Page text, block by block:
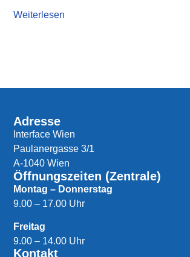
Weiterlesen
Adresse
Interface Wien
Paulanergasse 3/1
A-1040 Wien
Öffnungszeiten (Zentrale)
Montag – Donnerstag
9.00 – 17.00 Uhr
Freitag
9.00 – 14.00 Uhr
Kontakt